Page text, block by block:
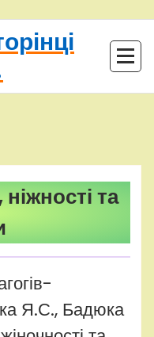
та
Я.С., Бадюка